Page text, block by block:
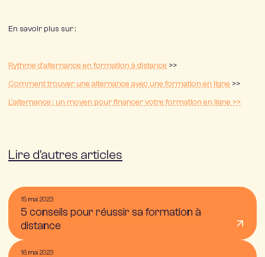
En savoir plus sur :
Rythme d’alternance en formation à distance >>
Comment trouver une alternance avec une formation en ligne >>
L’alternance : un moyen pour financer votre formation en ligne >>
Lire d'autres articles
15 mai 2023
5 conseils pour réussir sa formation à
distance
16 mai 2023